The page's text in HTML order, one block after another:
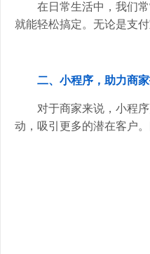
在日常生活中，我们
就能轻松搞定。无论是支
二、小程序，助力商
对于商家来说，小程
动，吸引更多的潜在客户